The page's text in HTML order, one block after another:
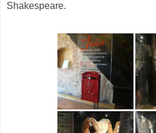
Shakespeare.